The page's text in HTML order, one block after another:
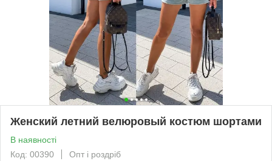
Женский летний велюровый костюм шортами
В наявності
Код: 00390
Опт і роздріб